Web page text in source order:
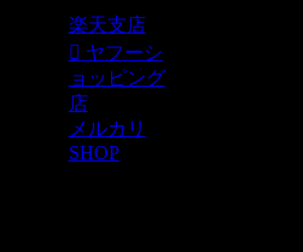
楽天支店
ヤフーシ
ョッピング
店
メルカリ
SHOP